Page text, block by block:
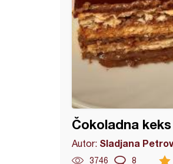
Čokoladna
Autor: Sladjana
3746 8